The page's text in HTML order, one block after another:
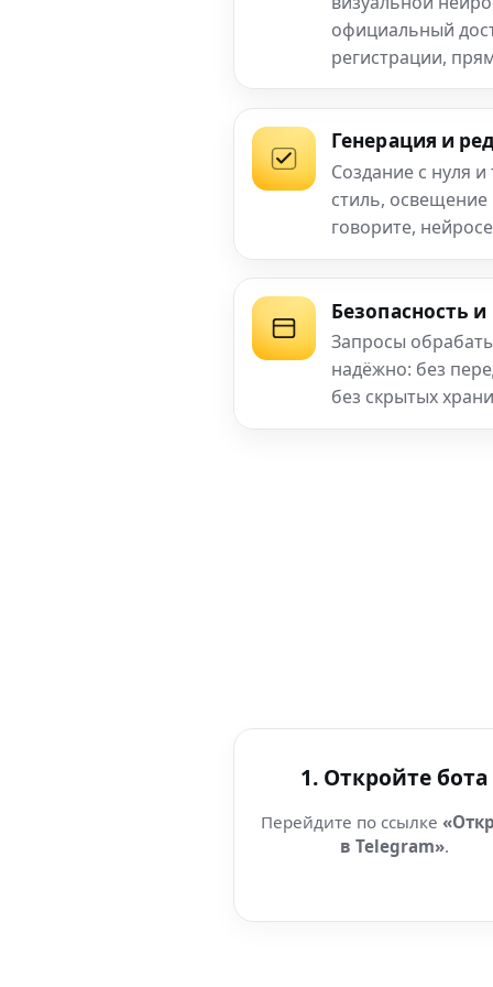
официальный
регистрации,
Генерация и
Создание с нуля
стиль,
говорите,
Безопасность
Запросы
надёжно: без
без скрытых
1. Откройте бота
Перейдите по ссылке
в Telegram».